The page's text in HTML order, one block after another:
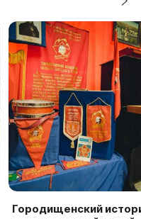
Городищенский